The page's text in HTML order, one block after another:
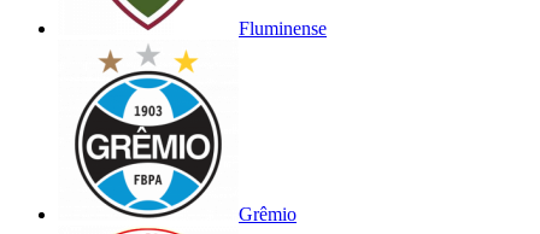
Fluminense
Grêmio